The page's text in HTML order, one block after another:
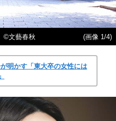
©文藝春秋 (画像 1/4)
が明かす「東大卒の女性には